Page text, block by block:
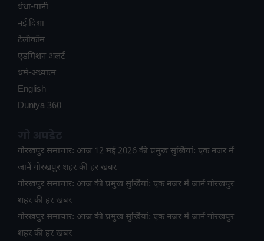
धंधा-पानी
नई दिशा
टेलीकॉम
ए​डमिशन अलर्ट
धर्म-अध्यात्म
English
Duniya 360
गोरखपुर समाचार: आज 12 मई 2026 की प्रमुख सुर्खियां: एक नजर में
जानें गोरखपुर शहर की हर खबर
गोरखपुर समाचार: आज की प्रमुख सुर्खियां: एक नजर में जानें गोरखपुर
शहर की हर खबर
गोरखपुर समाचार: आज की प्रमुख सुर्खियां: एक नजर में जानें गोरखपुर
शहर की हर खबर